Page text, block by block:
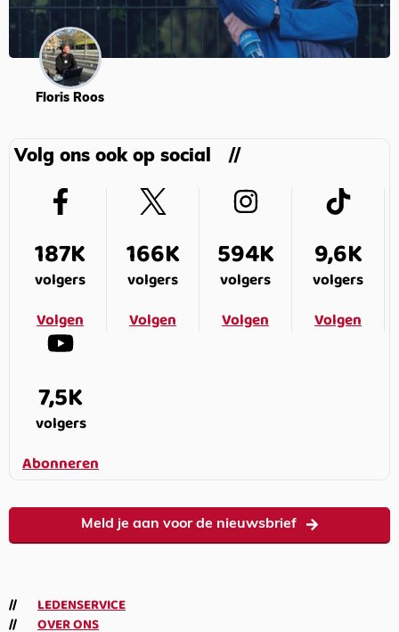
Floris Roos
Volg ons ook op social
187K
volgers
Volgen
166K
volgers
Volgen
594K
volgers
Volgen
9,6K
volgers
Volgen
7,5K
volgers
Abonneren
Meld je aan voor de nieuwsbrief
LEDENSERVICE
OVER ONS